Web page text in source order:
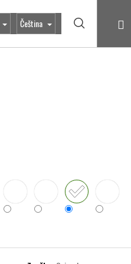
Čeština Hledat